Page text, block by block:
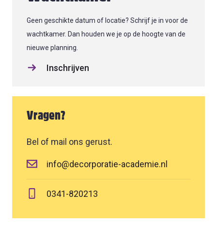
Geen geschikte datum of locatie? Schrijf je in voor de
wachtkamer. Dan houden we je op de hoogte van de
nieuwe planning.
Inschrijven
Vragen?
Bel of mail ons gerust.
info@decorporatie-academie.nl
0341-820213